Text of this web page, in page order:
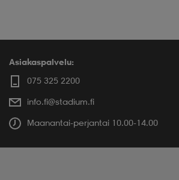
Asiakaspalvelu:
075 325 2200
info.fi@stadium.fi
Maanantai-perjantai 10.00-14.00